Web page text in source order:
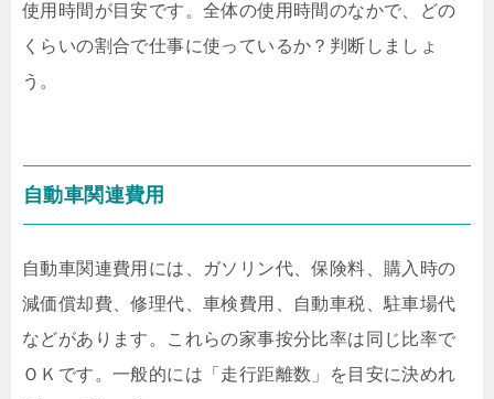
使用時間が目安です。全体の使用時間のなかで、どの
くらいの割合で仕事に使っているか？判断しましょ
う。
自動車関連費用
自動車関連費用には、ガソリン代、保険料、購入時の
減価償却費、修理代、車検費用、自動車税、駐車場代
などがあります。これらの家事按分比率は同じ比率で
ＯＫです。一般的には「走行距離数」を目安に決めれ